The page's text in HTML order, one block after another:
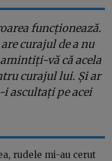
funcționează.
curajul de a nu
vă că acela
curajul lui. Și ar
ascultați pe acei
rudele mi-au cerut